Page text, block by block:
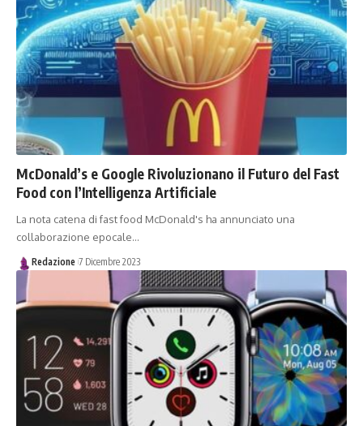
McDonald’s e Google Rivoluzionano il Futuro del Fast
Food con l’Intelligenza Artificiale
La nota catena di fast food McDonald's ha annunciato una
collaborazione epocale…
Redazione 7 Dicembre 2023